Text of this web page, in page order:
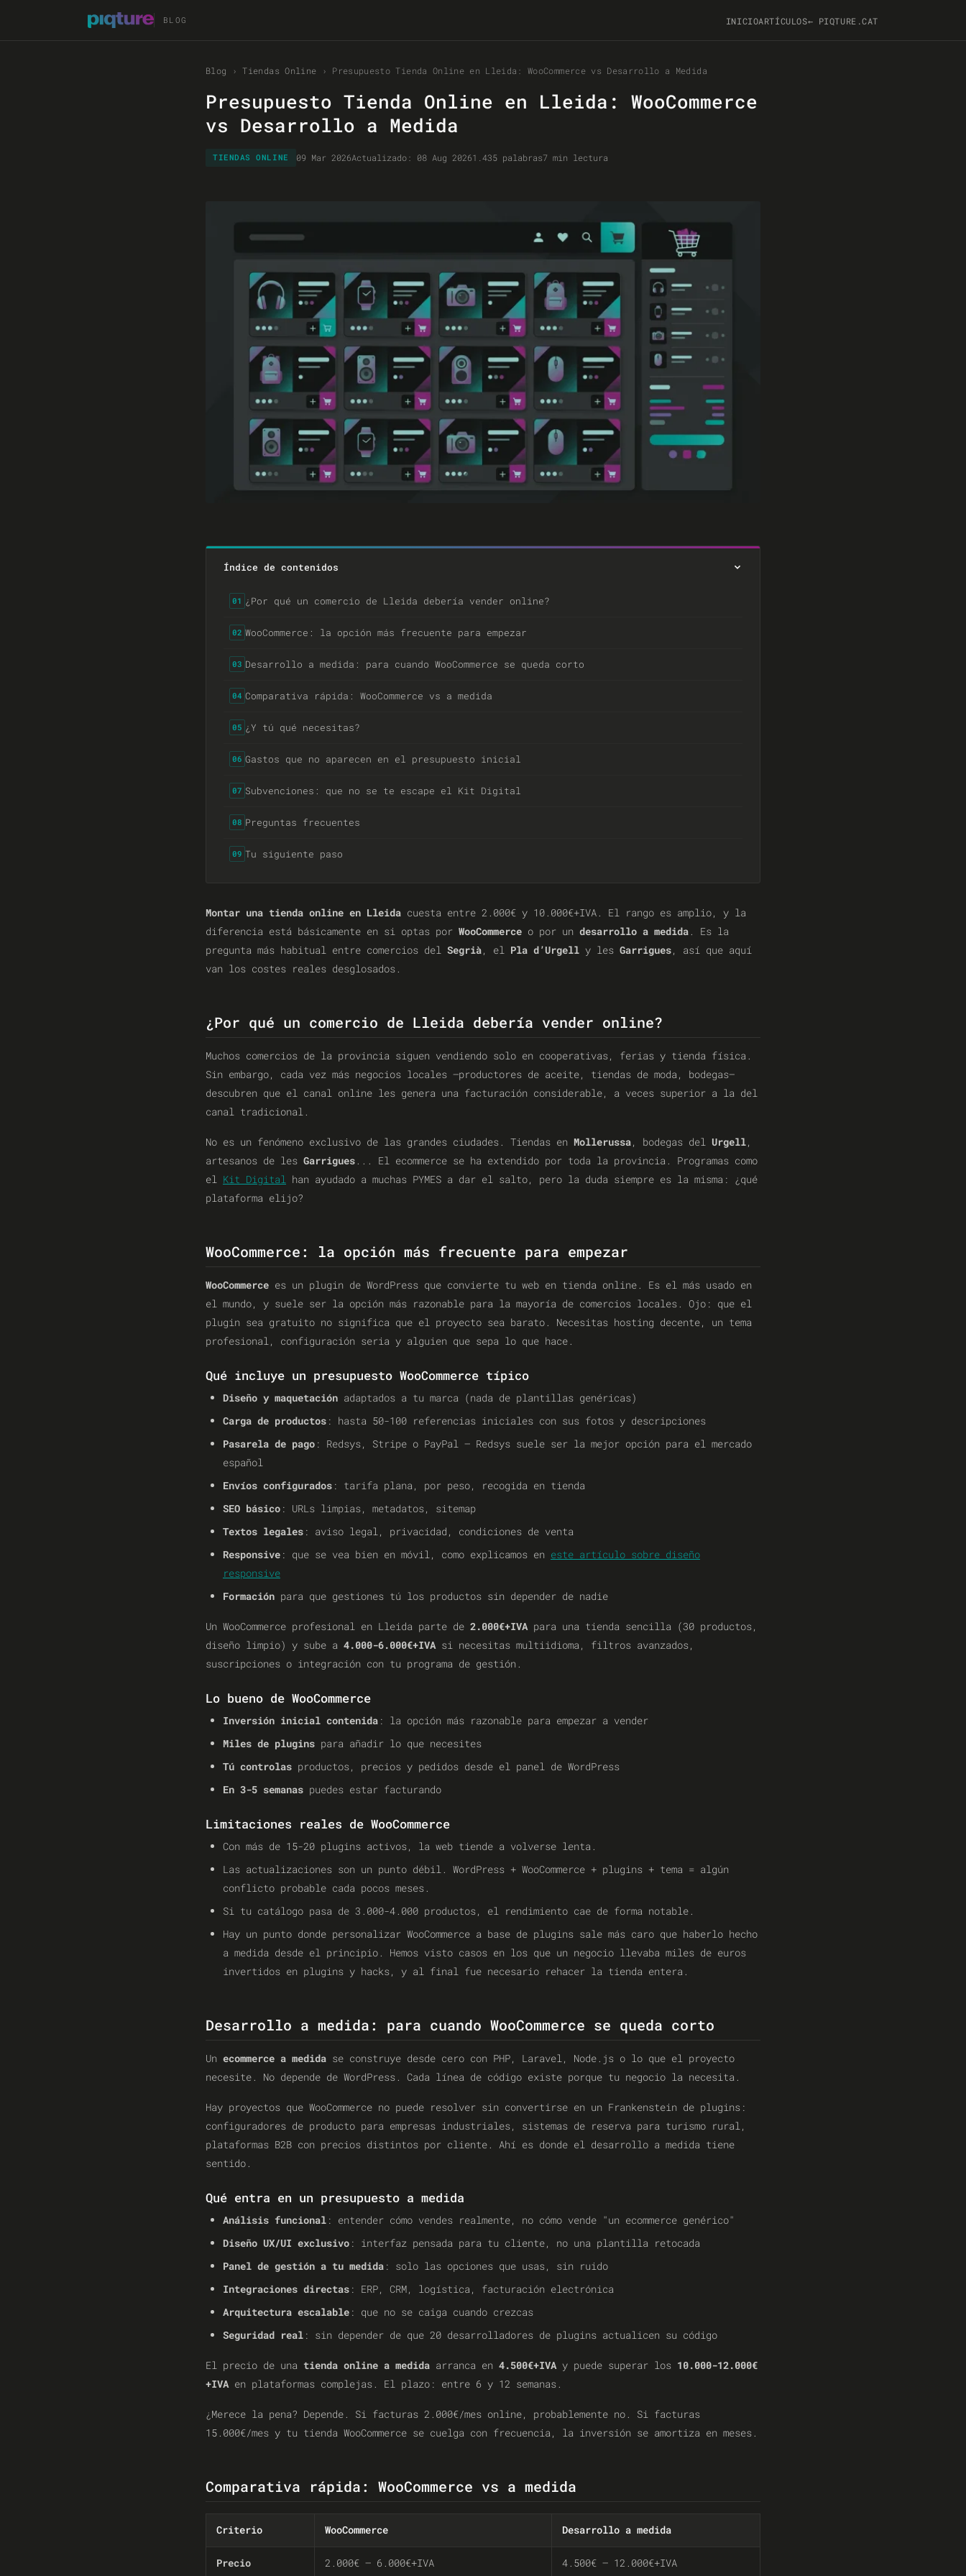
BLOG INICIOARTÍCULOS← PIQTURE.CAT
Blog ›Tiendas Online › Presupuesto Tienda Online en Lleida: WooCommerce vs Desarrollo a Medida
Presupuesto Tienda Online en Lleida: WooCommerce
vs Desarrollo a Medida
TIENDAS ONLINE 09 Mar 2026Actualizado: 08 Aug 20261.435 palabras7 min lectura
Índice de contenidos
01 ¿Por qué un comercio de Lleida debería vender online?
02 WooCommerce: la opción más frecuente para empezar
03 Desarrollo a medida: para cuando WooCommerce se queda corto
04 Comparativa rápida: WooCommerce vs a medida
05 ¿Y tú qué necesitas?
06 Gastos que no aparecen en el presupuesto inicial
07 Subvenciones: que no se te escape el Kit Digital
08 Preguntas frecuentes
09 Tu siguiente paso
Montar una tienda online en Lleida cuesta entre 2.000€ y 10.000€+IVA. El rango es amplio, y la
diferencia está básicamente en si optas por WooCommerce o por un desarrollo a medida . Es la
pregunta más habitual entre comercios del Segrià, el Pla d’Urgell y les Garrigues, así que aquí
van los costes reales desglosados.
¿Por qué un comercio de Lleida debería vender online?
Muchos comercios de la provincia siguen vendiendo solo en cooperativas, ferias y tienda física.
Sin embargo, cada vez más negocios locales —productores de aceite, tiendas de moda, bodegas—
descubren que el canal online les genera una facturación considerable, a veces superior a la del
canal tradicional.
No es un fenómeno exclusivo de las grandes ciudades. Tiendas en Mollerussa, bodegas del Urgell,
artesanos de les Garrigues ... El ecommerce se ha extendido por toda la provincia. Programas como
el Kit Digital
han ayudado a muchas PYMES a dar el salto, pero la duda siempre es la misma: ¿qué
plataforma elijo?
WooCommerce: la opción más frecuente para empezar
WooCommerce es un plugin de WordPress que convierte tu web en tienda online. Es el más usado en
el mundo, y suele ser la opción más razonable para la mayoría de comercios locales. Ojo: que el
plugin sea gratuito no significa que el proyecto sea barato. Necesitas hosting decente, un tema
profesional, configuración seria y alguien que sepa lo que hace.
Qué incluye un presupuesto WooCommerce típico
Diseño y maquetación adaptados a tu marca (nada de plantillas genéricas)
Carga de productos : hasta 50-100 referencias iniciales con sus fotos y descripciones
Pasarela de pago : Redsys, Stripe o PayPal — Redsys suele ser la mejor opción para el mercado
español
Envíos configurados : tarifa plana, por peso, recogida en tienda
SEO básico : URLs limpias, metadatos, sitemap
Textos legales : aviso legal, privacidad, condiciones de venta
Responsive : que se vea bien en móvil, como explicamos en este artículo sobre diseño
responsive
Formación para que gestiones tú los productos sin depender de nadie
Un WooCommerce profesional en Lleida parte de 2.000€+IVA para una tienda sencilla (30 productos,
diseño limpio) y sube a 4.000-6.000€+IVA si necesitas multiidioma, filtros avanzados,
suscripciones o integración con tu programa de gestión.
Lo bueno de WooCommerce
Inversión inicial contenida : la opción más razonable para empezar a vender
Miles de plugins para añadir lo que necesites
Tú controlas productos, precios y pedidos desde el panel de WordPress
En 3-5 semanas puedes estar facturando
Limitaciones reales de WooCommerce
Con más de 15-20 plugins activos, la web tiende a volverse lenta.
Las actualizaciones son un punto débil. WordPress + WooCommerce + plugins + tema = algún
conflicto probable cada pocos meses.
Si tu catálogo pasa de 3.000-4.000 productos, el rendimiento cae de forma notable.
Hay un punto donde personalizar WooCommerce a base de plugins sale más caro que haberlo hecho
a medida desde el principio. Hemos visto casos en los que un negocio llevaba miles de euros
invertidos en plugins y hacks, y al final fue necesario rehacer la tienda entera.
Desarrollo a medida: para cuando WooCommerce se queda corto
Un ecommerce a medida se construye desde cero con PHP, Laravel, Node.js o lo que el proyecto
necesite. No depende de WordPress. Cada línea de código existe porque tu negocio la necesita.
Hay proyectos que WooCommerce no puede resolver sin convertirse en un Frankenstein de plugins:
configuradores de producto para empresas industriales, sistemas de reserva para turismo rural,
plataformas B2B con precios distintos por cliente. Ahí es donde el desarrollo a medida tiene
sentido.
Qué entra en un presupuesto a medida
Análisis funcional : entender cómo vendes realmente, no cómo vende "un ecommerce genérico"
Diseño UX/UI exclusivo : interfaz pensada para tu cliente, no una plantilla retocada
Panel de gestión a tu medida : solo las opciones que usas, sin ruido
Integraciones directas : ERP, CRM, logística, facturación electrónica
Arquitectura escalable : que no se caiga cuando crezcas
Seguridad real : sin depender de que 20 desarrolladores de plugins actualicen su código
El precio de una tienda online a medida arranca en 4.500€+IVA y puede superar los 10.000-12.000€
+IVA en plataformas complejas. El plazo: entre 6 y 12 semanas.
¿Merece la pena? Depende. Si facturas 2.000€/mes online, probablemente no. Si facturas
15.000€/mes y tu tienda WooCommerce se cuelga con frecuencia, la inversión se amortiza en meses.
Comparativa rápida: WooCommerce vs a medida
Criterio WooCommerce Desarrollo a medida
Precio 2.000€ – 6.000€+IVA 4.500€ – 12.000€+IVA